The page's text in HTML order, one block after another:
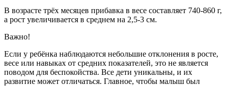
В возрасте трёх месяцев прибавка в весе составляет 740-860 г,
а рост увеличивается в среднем на 2,5-3 см.
Важно!
Если у ребёнка наблюдаются небольшие отклонения в росте,
весе или навыках от средних показателей, это не является
поводом для беспокойства. Все дети уникальны, и их
развитие может отличаться. Главное, чтобы малыш был